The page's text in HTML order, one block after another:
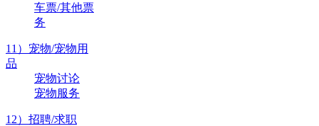
车票/其他票
务
11）宠物/宠物用
品
宠物讨论
宠物服务
12）招聘/求职